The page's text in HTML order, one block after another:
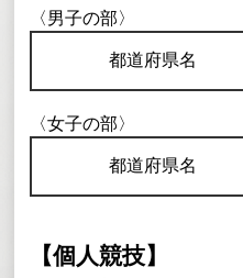
〈男子の部〉
都道府県名
〈女子の部〉
都道府県名
【個人競技】